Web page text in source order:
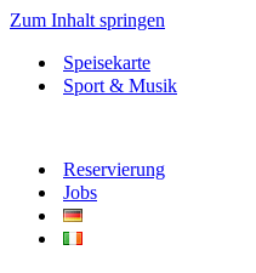
Zum Inhalt springen
Speisekarte
Sport & Musik
Reservierung
Jobs